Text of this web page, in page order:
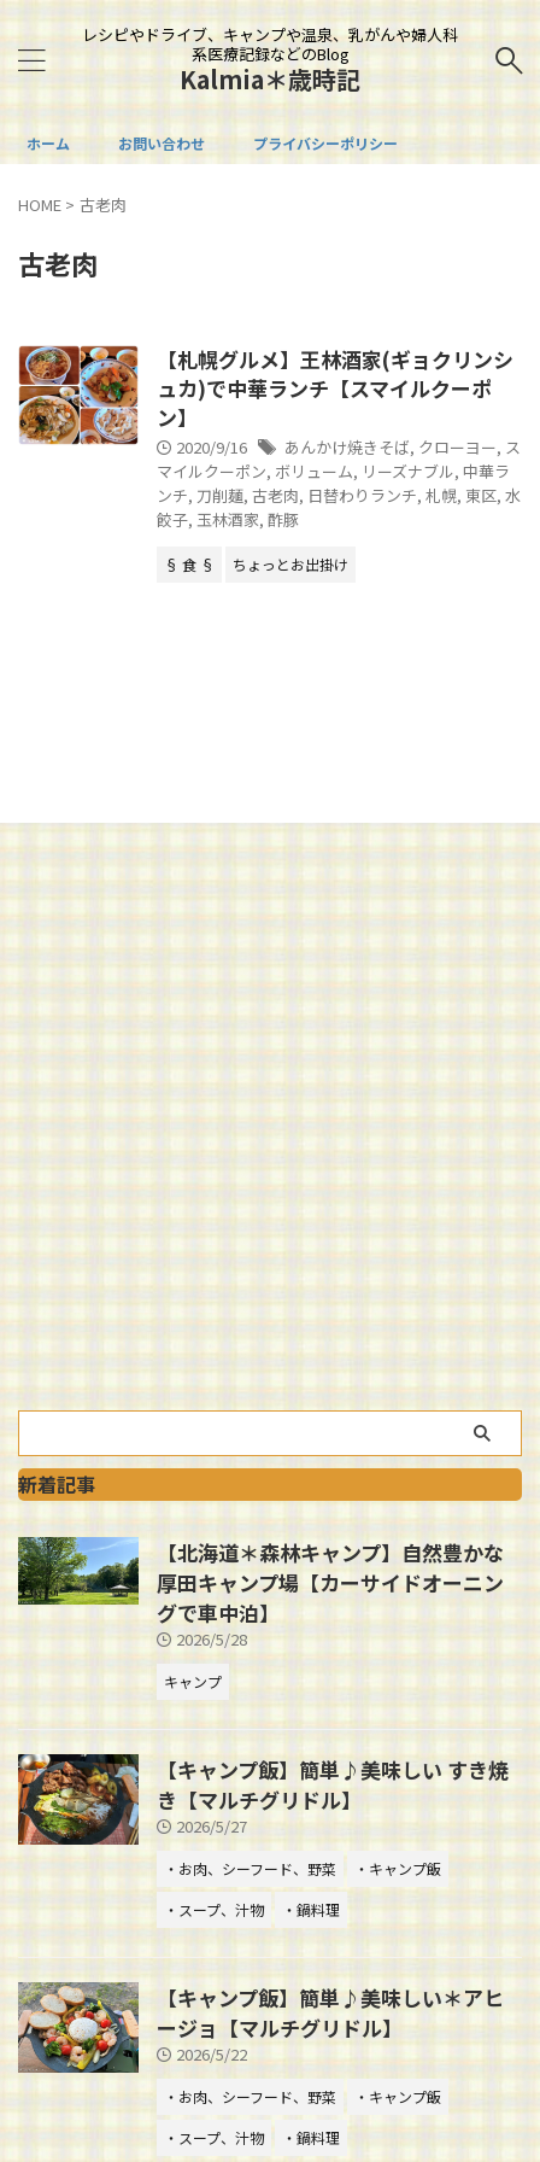
レシピやドライブ、キャンプや温泉、乳がんや婦人科
系医療記録などのBlog
Kalmia＊歳時記
ホーム お問い合わせ プライバシーポリシー
HOME > 古老肉
古老肉
【札幌グルメ】王林酒家(ギョクリンシ
ュカ)で中華ランチ【スマイルクーポ
ン】
2020/9/16 あんかけ焼きそば, クローヨー, ス
マイルクーポン, ボリューム, リーズナブル, 中華ラ
ンチ, 刀削麺, 古老肉, 日替わりランチ, 札幌, 東区, 水
餃子, 玉林酒家, 酢豚
§ 食 § ちょっとお出掛け
新着記事
【北海道＊森林キャンプ】自然豊かな
厚田キャンプ場【カーサイドオーニン
グで車中泊】
2026/5/28
キャンプ
【キャンプ飯】簡単♪美味しい すき焼
き【マルチグリドル】
2026/5/27
・お肉、シーフード、野菜
・キャンプ飯
・スープ、汁物
・鍋料理
【キャンプ飯】簡単♪美味しい＊アヒ
ージョ【マルチグリドル】
2026/5/22
・お肉、シーフード、野菜
・キャンプ飯
・スープ、汁物
・鍋料理